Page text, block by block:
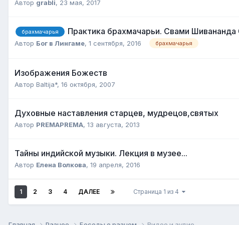
Автор grabli, 23 мая, 2017
брахмачарья Практика брахмачарьи. Свами Шивананда
Автор Бог в Лингаме, 1 сентября, 2016 брахмачарья
Изображения Божеств
Автор Baltija*, 16 октября, 2007
Духовные наставления старцев, мудрецов,святых
Автор PREMAPREMA, 13 августа, 2013
Тайны индийской музыки. Лекция в музее...
Автор Елена Волкова, 19 апреля, 2016
1 2 3 4 ДАЛЕЕ Страница 1 из 4